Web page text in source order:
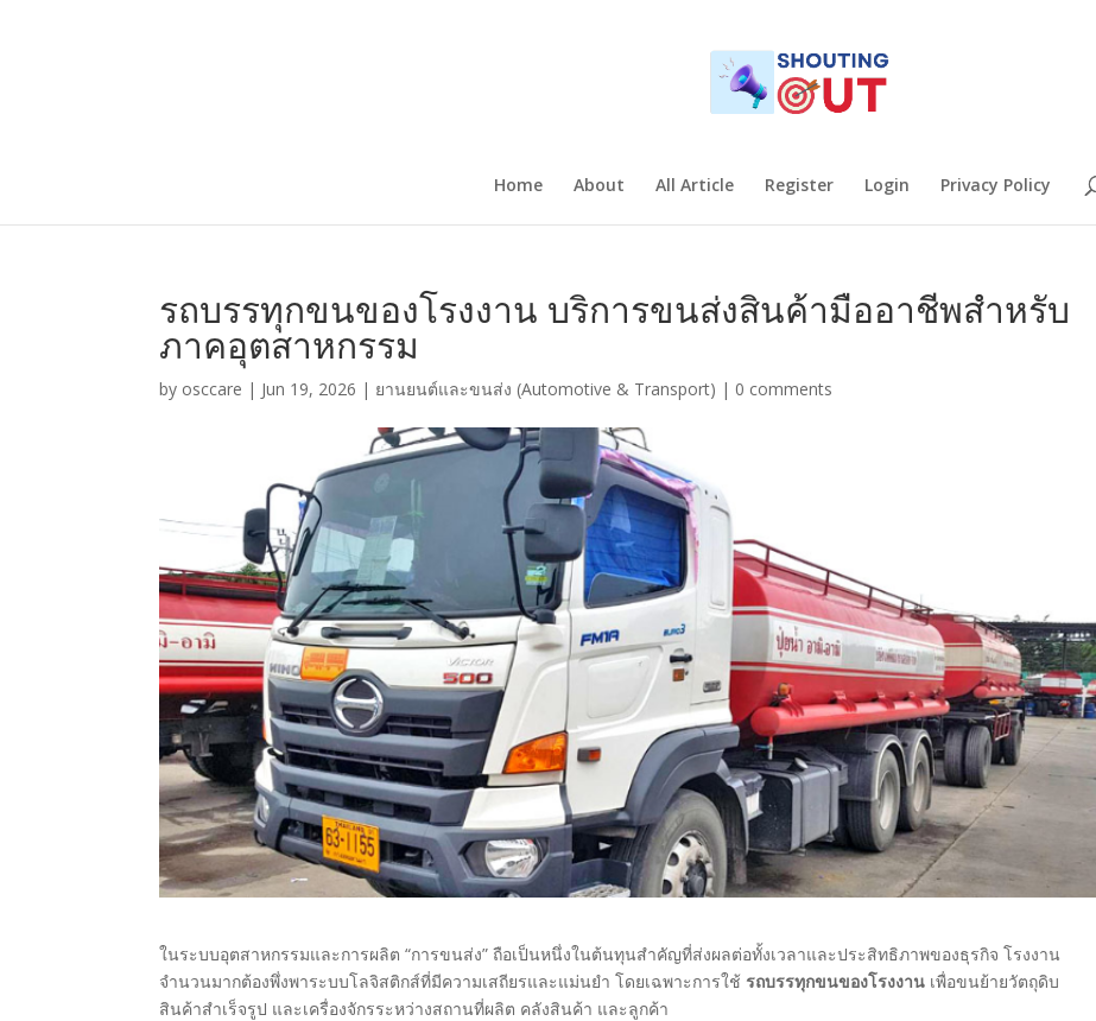
Home About All Article Register Login Privacy Policy
รถบรรทุกขนของโรงงาน บริการขนส่งสินค้ามืออาชีพสำหรับ
ภาคอุตสาหกรรม
by osccare | Jun 19, 2026 | ยานยนต์และขนส่ง (Automotive & Transport) | 0 comments
ในระบบอุตสาหกรรมและการผลิต “การขนส่ง” ถือเป็นหนึ่งในต้นทุนสำคัญที่ส่งผลต่อทั้งเวลาและประสิทธิภาพของธุรกิจ โรงงาน
จำนวนมากต้องพึ่งพาระบบโลจิสติกส์ที่มีความเสถียรและแม่นยำ โดยเฉพาะการใช้ รถบรรทุกขนของโรงงาน เพื่อขนย้ายวัตถุดิบ
สินค้าสำเร็จรูป และเครื่องจักรระหว่างสถานที่ผลิต คลังสินค้า และลูกค้า